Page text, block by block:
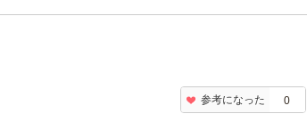
参考になった 0